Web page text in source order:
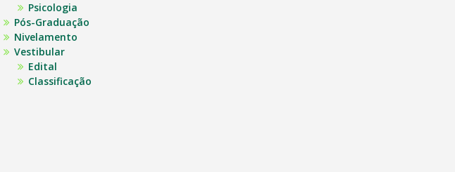
Psicologia
Pós-Graduação
Nivelamento
Vestibular
Edital
Classificação